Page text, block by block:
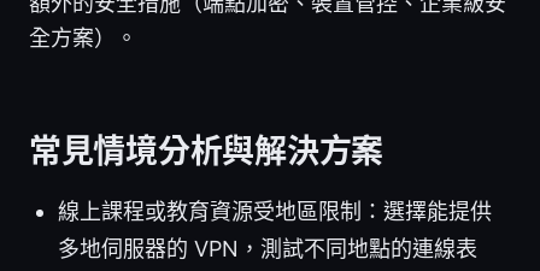
全方案）。
常見情境分析與解決方案
線上課程或教育資源受地區限制：選擇能提供
多地伺服器的 VPN，測試不同地點的連線表